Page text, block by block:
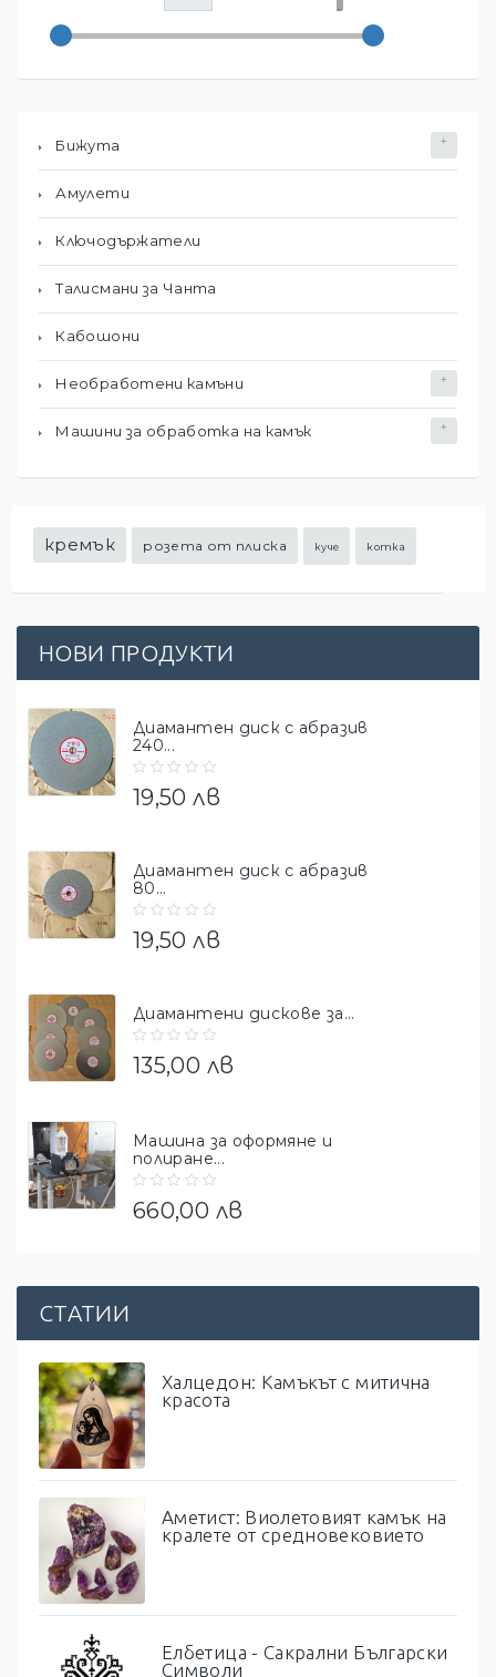
Бижута
Амулети
Ключодържатели
Талисмани за Чанта
Кабошони
Необработени камъни
Машини за обработка на камък
кремък розета от плиска куче котка
НОВИ ПРОДУКТИ
Диамантен диск с абразив
240...
19,50 лв
Диамантен диск с абразив
80...
19,50 лв
Диамантени дискове за...
135,00 лв
Машина за оформяне и
полиране...
660,00 лв
СТАТИИ
Халцедон: Камъкът с митична
красота
Аметист: Виолетовият камък на
кралете от средновековието
Елбетица - Сакрални Български
Символи